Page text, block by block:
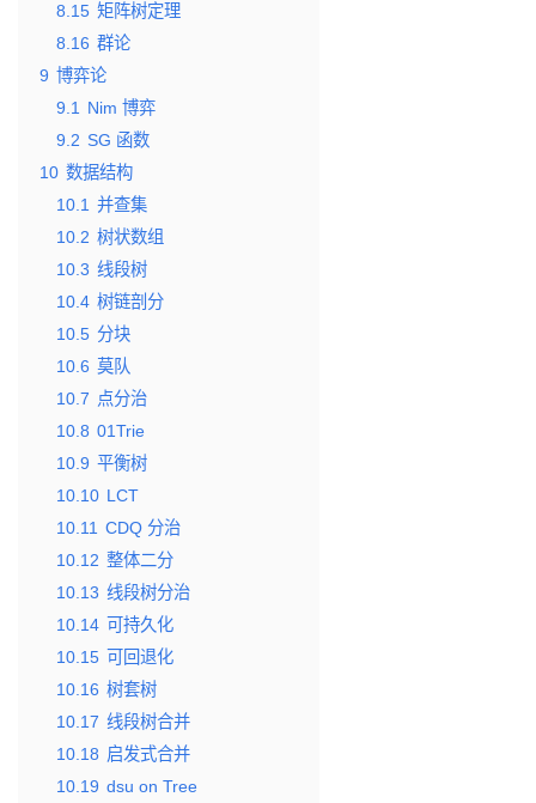
8.15 矩阵树定理
8.16 群论
9 博弈论
9.1
Nim 博弈
9.2 SG 函数
10 数据结构
10.1 并查集
10.2 树状数组
10.3 线段树
10.4 树链剖分
10.5 分块
10.6 莫队
10.7 点分治
10.8 01Trie
10.9 平衡树
10.10 LCT
10.11 CDQ 分治
10.12 整体二分
10.13 线段树分治
10.14 可持久化
10.15 可回退化
10.16 树套树
10.17 线段树合并
10.18 启发式合并
10.19 dsu on Tree